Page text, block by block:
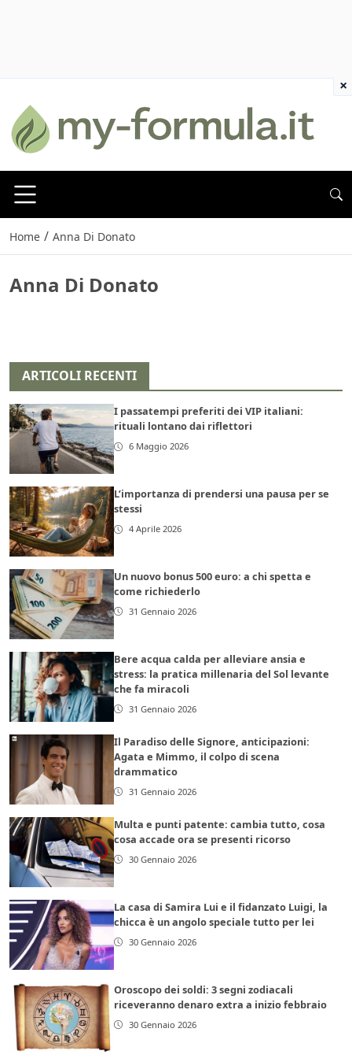
Home / Anna Di Donato
Anna Di Donato
ARTICOLI RECENTI
I passatempi preferiti dei VIP italiani:
rituali lontano dai riflettori
6 Maggio 2026
L’importanza di prendersi una pausa per se
stessi
4 Aprile 2026
Un nuovo bonus 500 euro: a chi spetta e
come richiederlo
31 Gennaio 2026
Bere acqua calda per alleviare ansia e
stress: la pratica millenaria del Sol levante
che fa miracoli
31 Gennaio 2026
Il Paradiso delle Signore, anticipazioni:
Agata e Mimmo, il colpo di scena
drammatico
31 Gennaio 2026
Multa e punti patente: cambia tutto, cosa
cosa accade ora se presenti ricorso
30 Gennaio 2026
La casa di Samira Lui e il fidanzato Luigi, la
chicca è un angolo speciale tutto per lei
30 Gennaio 2026
Oroscopo dei soldi: 3 segni zodiacali
riceveranno denaro extra a inizio febbraio
30 Gennaio 2026
×